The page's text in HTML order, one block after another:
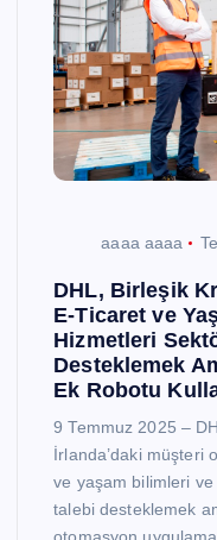
aaaa aaaa
DHL, Birleşik
E-Ticaret ve
Hizmetleri
Desteklemek
Ek Robotu
9 Temmuz 2025 –
İrlanda’daki müşteri
ve yaşam bilimleri
talebi desteklemek
otomasyon